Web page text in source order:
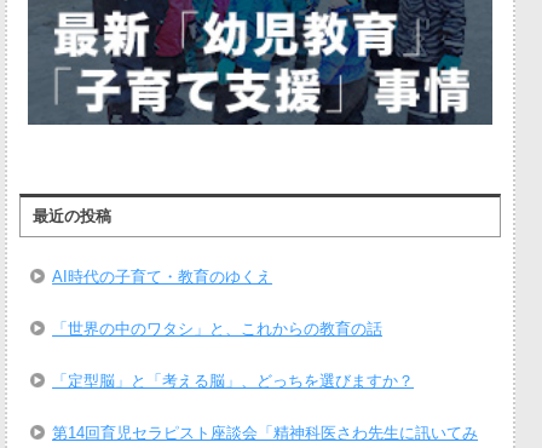
最近の投稿
AI時代の子育て・教育のゆくえ
「世界の中のワタシ」と、これからの教育の話
「定型脳」と「考える脳」、どっちを選びますか？
第14回育児セラピスト座談会「精神科医さわ先生に訊いてみ